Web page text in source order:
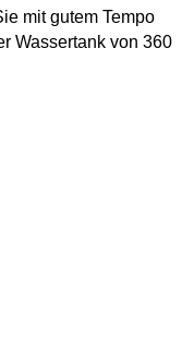
mit gutem Tempo
Wassertank von 360